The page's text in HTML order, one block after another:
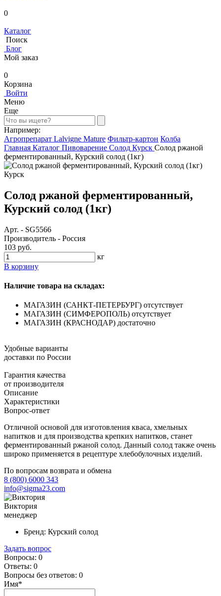
0
Каталог
Поиск
Блог
Мой заказ
0
Корзина
Войти
Меню
Еще
Например:
Агропрепарат Lalvigne Mature Фильтр-картон Колба
Главная Каталог Пивоварение Солод Курск Солод ржаной
ферментированный, Курский солод (1кг)
Курск
Солод ржаной ферментированный,
Курский солод (1кг)
Арт. - SG5566
Производитель - Россия
103 руб.
кг
В корзину
Наличие товара на складах:
МАГАЗИН (САНКТ-ПЕТЕРБУРГ) отсутствует
МАГАЗИН (СИМФЕРОПОЛЬ) отсутствует
МАГАЗИН (КРАСНОДАР) достаточно
Удобные варианты
доставки по России
Гарантия качества
от производителя
Описание
Характеристики
Вопрос-ответ
Отличной основой для изготовления кваса, хмельных
напитков и для производства крепких напитков, станет
ферментированный ржаной солод. Данный солод также очень
широко применяется в рецептуре хлебобулочных изделий.
По вопросам возврата и обмена
8 (800) 6000 343
info@sigma23.com
Виктория
менеджер
Бренд: Курский солод
Задать вопрос
Вопросы: 0
Ответы: 0
Вопросы без ответов: 0
Имя*